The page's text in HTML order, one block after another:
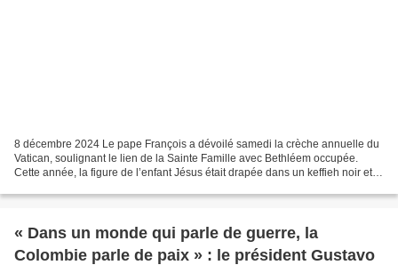
8 décembre 2024 Le pape François a dévoilé samedi la crèche annuelle du
Vatican, soulignant le lien de la Sainte Famille avec Bethléem occupée.
Cette année, la figure de l’enfant Jésus était drapée dans un keffieh noir et
« Dans un monde qui parle de guerre, la
Colombie parle de paix » : le président Gustavo